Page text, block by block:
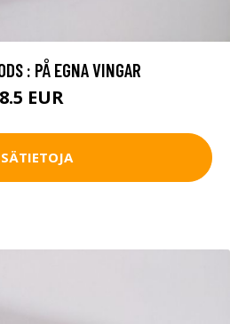
: PÅ EGNA VINGAR
8.5 EUR